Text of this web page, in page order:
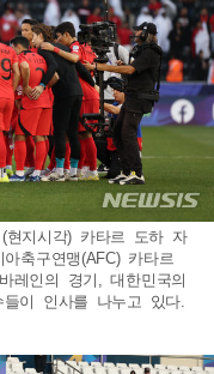
현지시각) 카타르 도하 자
축구연맹(AFC) 카타르
레인의 경기, 대한민국의
이 인사를 나누고 있다.